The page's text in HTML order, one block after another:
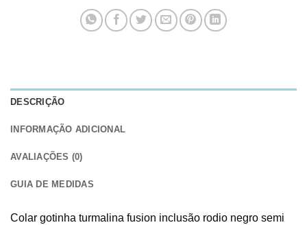
DESCRIÇÃO
INFORMAÇÃO ADICIONAL
AVALIAÇÕES (0)
GUIA DE MEDIDAS
Colar gotinha turmalina fusion inclusão rodio negro semi